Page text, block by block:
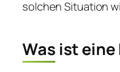
solchen Situation
Was ist